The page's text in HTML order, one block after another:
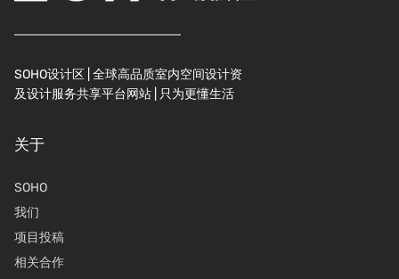
SOHO设计区 | 全球高品质室内空间设计资
及设计服务共享平台网站 | 只为更懂生活
关于
SOHO
我们
项目投稿
相关合作